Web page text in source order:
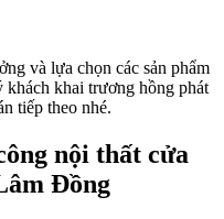
và lựa chọn các sản phẩm
khách khai trương hồng phát
tiếp theo nhé.
nội thất cửa
Đồng